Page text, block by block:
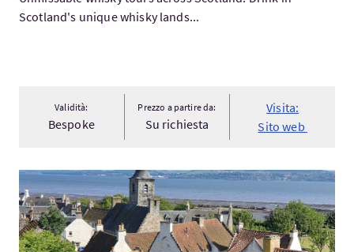
Scotland's unique whisky lands...
Validità:
Bespoke
Prezzo a partire da:
Su richiesta
Visita:
Sito web
Visita:Outlander 'Claire' Tour